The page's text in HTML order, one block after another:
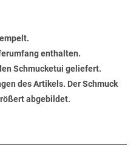
enthalten.
Schmucketui geliefert.
des Artikels. Der Schmuck
abgebildet.